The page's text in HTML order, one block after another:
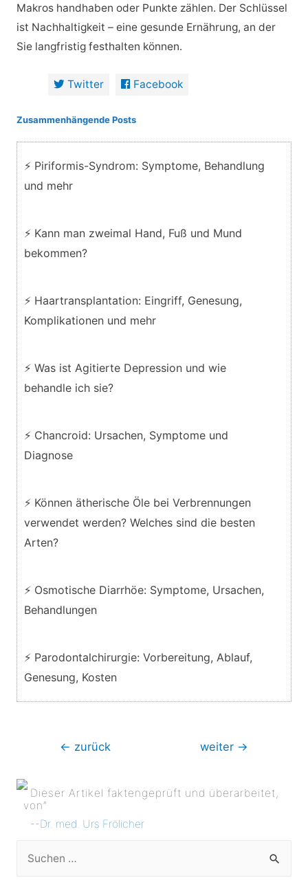
Makros handhaben oder Punkte zählen. Der Schlüssel
ist Nachhaltigkeit – eine gesunde Ernährung, an der
Sie langfristig festhalten können.
Twitter Facebook
Zusammenhängende Posts
⚡ Piriformis-Syndrom: Symptome, Behandlung
und mehr
⚡ Kann man zweimal Hand, Fuß und Mund
bekommen?
⚡ Haartransplantation: Eingriff, Genesung,
Komplikationen und mehr
⚡ Was ist Agitierte Depression und wie
behandle ich sie?
⚡ Chancroid: Ursachen, Symptome und
Diagnose
⚡ Können ätherische Öle bei Verbrennungen
verwendet werden? Welches sind die besten
Arten?
⚡ Osmotische Diarrhöe: Symptome, Ursachen,
Behandlungen
⚡ Parodontalchirurgie: Vorbereitung, Ablauf,
Genesung, Kosten
Beitragsnavigation
← zurück weiter →
Dieser Artikel faktengeprüft und überarbeitet,
von”
--Dr. med. Urs Frölicher